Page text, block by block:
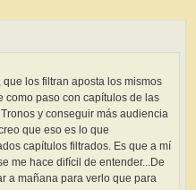
los filtran aposta los mismos
como paso con capítulos de las
y conseguir más audiencia
que eso es lo que
capítulos filtrados. Es que a mí
me hace difícil de entender...De
a mañana para verlo que para